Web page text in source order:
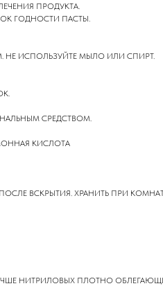
ПРОДУКТА.
ГОДНОСТИ ПАСТЫ.
НЕ ИСПОЛЬЗУЙТЕ МЫЛО ИЛИ СПИРТ.
СРЕДСТВОМ.
КИСЛОТА
ВСКРЫТИЯ. ХРАНИТЬ ПРИ
НИТРИЛОВЫХ ПЛОТНО